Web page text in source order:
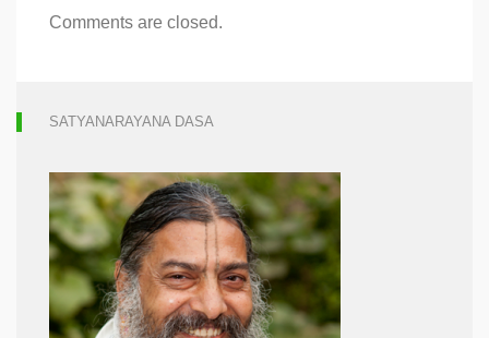
Comments are closed.
SATYANARAYANA DASA